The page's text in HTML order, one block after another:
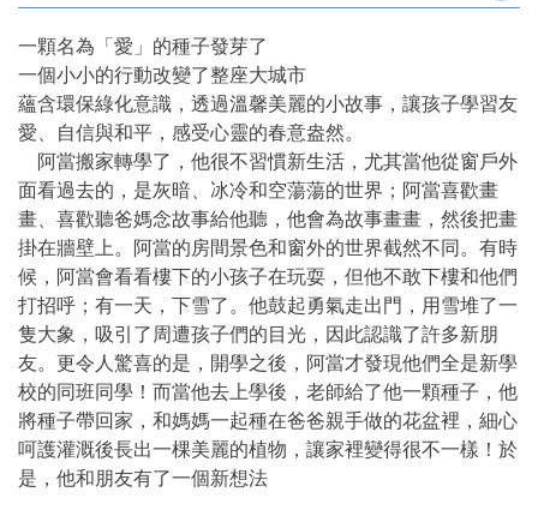
一顆名為「愛」的種子發芽了
一個小小的行動改變了整座大城市
蘊含環保綠化意識，透過溫馨美麗的小故事，讓孩子學習友
愛、自信與和平，感受心靈的春意盎然。
阿當搬家轉學了，他很不習慣新生活，尤其當他從窗戶外
面看過去的，是灰暗、冰冷和空蕩蕩的世界；阿當喜歡畫
畫、喜歡聽爸媽念故事給他聽，他會為故事畫畫，然後把畫
掛在牆壁上。阿當的房間景色和窗外的世界截然不同。有時
候，阿當會看看樓下的小孩子在玩耍，但他不敢下樓和他們
打招呼；有一天，下雪了。他鼓起勇氣走出門，用雪堆了一
隻大象，吸引了周遭孩子們的目光，因此認識了許多新朋
友。更令人驚喜的是，開學之後，阿當才發現他們全是新學
校的同班同學！而當他去上學後，老師給了他一顆種子，他
將種子帶回家，和媽媽一起種在爸爸親手做的花盆裡，細心
呵護灌溉後長出一棵美麗的植物，讓家裡變得很不一樣！於
是，他和朋友有了一個新想法